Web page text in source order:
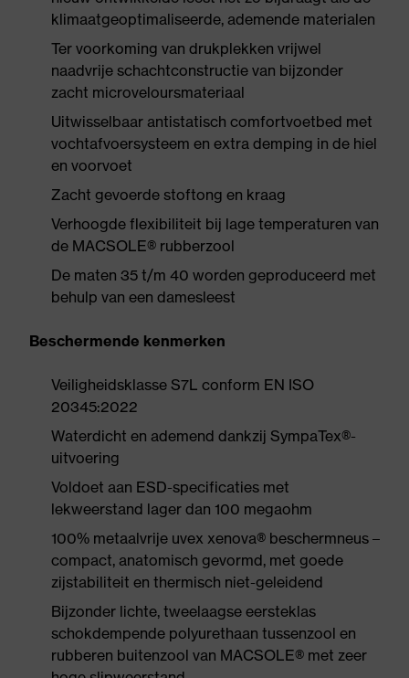
klimaatgeoptimaliseerde, ademende materialen
Ter voorkoming van drukplekken vrijwel
naadvrije schachtconstructie van bijzonder
zacht microveloursmateriaal
Uitwisselbaar antistatisch comfortvoetbed met
vochtafvoersysteem en extra demping in de hiel
en voorvoet
Zacht gevoerde stoftong en kraag
Verhoogde flexibiliteit bij lage temperaturen van
de MACSOLE® rubberzool
De maten 35 t/m 40 worden geproduceerd met
behulp van een damesleest
Beschermende kenmerken
Veiligheidsklasse S7L conform EN ISO
20345:2022
Waterdicht en ademend dankzij SympaTex®-
uitvoering
Voldoet aan ESD-specificaties met
lekweerstand lager dan 100 megaohm
100% metaalvrije uvex xenova® beschermneus –
compact, anatomisch gevormd, met goede
zijstabiliteit en thermisch niet-geleidend
Bijzonder lichte, tweelaagse eersteklas
schokdempende polyurethaan tussenzool en
rubberen buitenzool van MACSOLE® met zeer